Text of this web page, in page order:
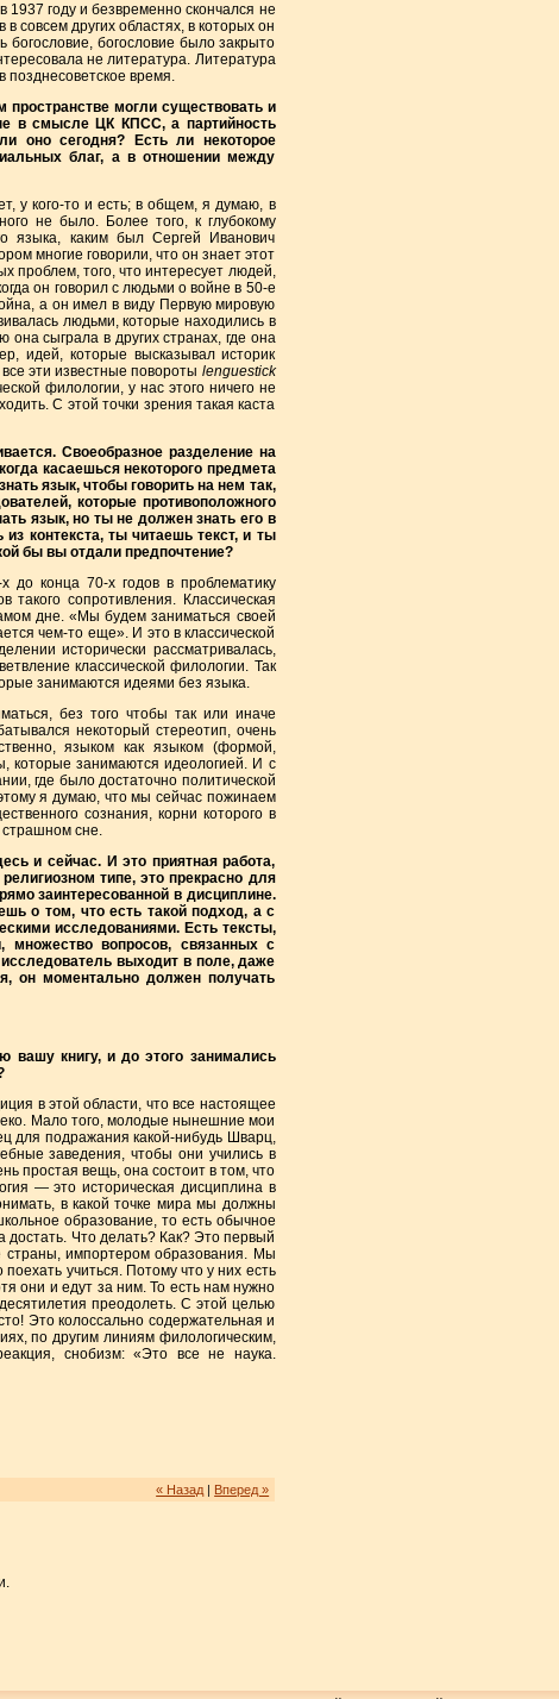
году и безвременно скончался не
совсем других областях, в которых он
богословие было закрыто
не литература. Литература
позднесоветское время.
могли существовать и
в смысле ЦК КПСС, а партийность
оно сегодня? Есть ли некоторое
благ, а в отношении между
у кого-то и есть; в общем, я думаю, в
не было. Более того, к глубокому
языка, каким был Сергей Иванович
многие говорили, что он знает этот
проблем, того, что интересует людей,
он говорил с людьми о войне в 50-е
а он имел в виду Первую мировую
людьми, которые находились в
она сыграла в других странах, где она
идей, которые высказывал историк
эти известные повороты lenguestick
филологии, у нас этого ничего не
С этой точки зрения такая каста
Своеобразное разделение на
касаешься некоторого предмета
язык, чтобы говорить на нем так,
которые противоположного
язык, но ты не должен знать его в
контекста, ты читаешь текст, и ты
бы вы отдали предпочтение?
конца 70-х годов в проблематику
такого сопротивления. Классическая
дне. «Мы будем заниматься своей
чем-то еще». И это в классической
исторически рассматривалась,
классической филологии. Так
занимаются идеями без языка.
без того чтобы так или иначе
некоторый стереотип, очень
языком как языком (формой,
которые занимаются идеологией. И с
где было достаточно политической
я думаю, что мы сейчас пожинаем
сознания, корни которого в
страшном сне.
и сейчас. И это приятная работа,
типе, это прекрасно для
заинтересованной в дисциплине.
о том, что есть такой подход, а с
исследованиями. Есть тексты,
множество вопросов, связанных с
исследователь выходит в поле, даже
он моментально должен получать
книгу, и до этого занимались
в этой области, что все настоящее
Мало того, молодые нынешние мои
для подражания какой-нибудь Шварц,
заведения, чтобы они учились в
простая вещь, она состоит в том, что
— это историческая дисциплина в
в какой точке мира мы должны
образование, то есть обычное
достать. Что делать? Как? Это первый
страны, импортером образования. Мы
учиться. Потому что у них есть
они и едут за ним. То есть нам нужно
преодолеть. С этой целью
Это колоссально содержательная и
по другим линиям филологическим,
снобизм: «Это все не наука.
« Назад | Вперед »